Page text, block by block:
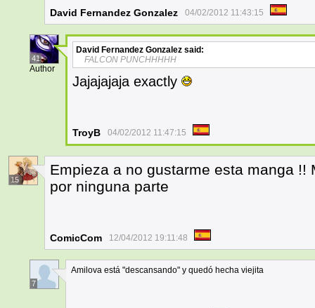
David Fernandez Gonzalez 04/02/2012 11:43:15
41
Author
David Fernandez Gonzalez said:
FALCON PUNCHHHHH
Jajajajaja exactly
TroyB 04/02/2012 11:47:15
15
Empieza a no gustarme esta manga !!
por ninguna parte
ComicCom 12/04/2012 19:11:48
7
Amilova está "descansando" y quedó hecha viejita